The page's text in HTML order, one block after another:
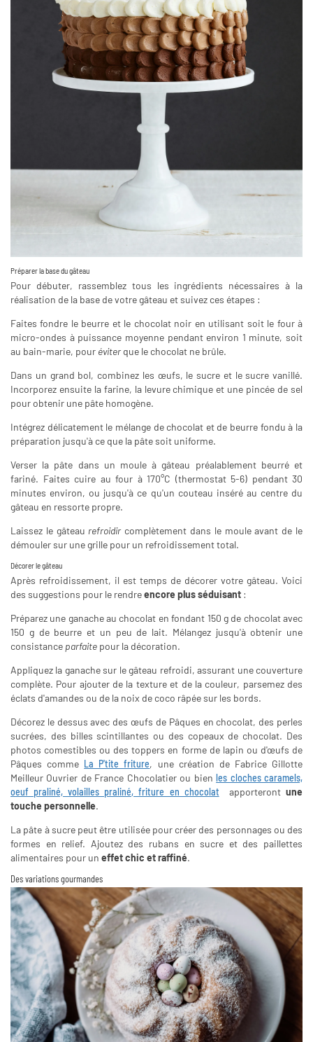
Préparer la base du gâteau
Pour débuter, rassemblez tous les ingrédients nécessaires à la
réalisation de la base de votre gâteau et suivez ces étapes :
Faites fondre le beurre et le chocolat noir en utilisant soit le four à
micro-ondes à puissance moyenne pendant environ 1 minute, soit
au bain-marie, pour éviterque le chocolat ne brûle.
Dans un grand bol, combinez les œufs, le sucre et le sucre vanillé.
Incorporez ensuite la farine, la levure chimique et une pincée de sel
pour obtenir une pâte homogène.
Intégrez délicatement le mélange de chocolat et de beurre fondu à la
préparation jusqu'à ce que la pâte soit uniforme.
Verser la pâte dans un moule à gâteau préalablement beurré et
fariné. Faites cuire au four à 170°C (thermostat 5-6) pendant 30
minutes environ, ou jusqu'à ce qu'un couteau inséré au centre du
gâteau en ressorte propre.
Laissez le gâteau refroidircomplètement dans le moule avant de le
démouler sur une grille pour un refroidissement total.
Décorer le gâteau
Après refroidissement, il est temps de décorer votre gâteau. Voici
des suggestions pour le rendreencore plus séduisant :
Préparez une ganache au chocolat en fondant 150 g de chocolat avec
150 g de beurre et un peu de lait. Mélangez jusqu'à obtenir une
consistance parfaite pour la décoration.
Appliquez la ganache sur le gâteau refroidi, assurant une couverture
complète. Pour ajouter de la texture et de la couleur, parsemez des
éclats d'amandes ou de la noix de coco râpée sur les bords.
Décorez le dessus avec des œufs de Pâques en chocolat, des perles
sucrées, des billes scintillantes ou des copeaux de chocolat. Des
photos comestibles ou des toppers en forme de lapin ou d'œufs de
Pâques comme La P'tite friture, une création de Fabrice Gillotte
Meilleur Ouvrier de France Chocolatier ou bienles cloches caramels,
oeuf praliné, volailles praliné, friture en chocolat apporterontune
touche personnelle.
La pâte à sucre peut être utilisée pour créer des personnages ou des
formes en relief. Ajoutez des rubans en sucre et des paillettes
alimentaires pour un effet chic et raffiné.
Des variations gourmandes